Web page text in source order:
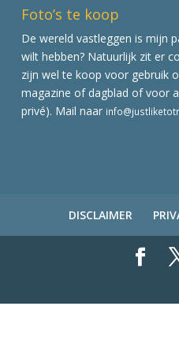
Foto’s te koop
De wereld vastleggen is mijn
wilt hebben? Natuurlijk zit er
zijn wel te koop voor gebruik
magazine of dagblad of voor
privé). Mail naar
DISCLAIMER